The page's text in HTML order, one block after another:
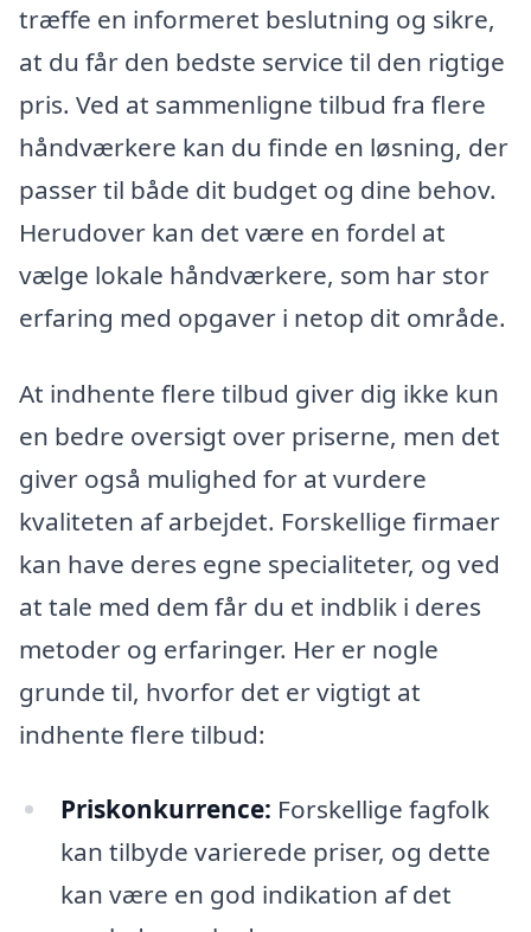
træffe en informeret beslutning og sikre,
at du får den bedste service til den rigtige
pris. Ved at sammenligne tilbud fra flere
håndværkere kan du finde en løsning, der
passer til både dit budget og dine behov.
Herudover kan det være en fordel at
vælge lokale håndværkere, som har stor
erfaring med opgaver i netop dit område.
At indhente flere tilbud giver dig ikke kun
en bedre oversigt over priserne, men det
giver også mulighed for at vurdere
kvaliteten af arbejdet. Forskellige firmaer
kan have deres egne specialiteter, og ved
at tale med dem får du et indblik i deres
metoder og erfaringer. Her er nogle
grunde til, hvorfor det er vigtigt at
indhente flere tilbud:
Priskonkurrence: Forskellige fagfolk
kan tilbyde varierede priser, og dette
kan være en god indikation af det